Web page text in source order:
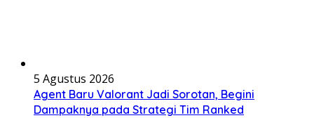
5 Agustus 2026
Agent Baru Valorant Jadi Sorotan, Begini
Dampaknya pada Strategi Tim Ranked